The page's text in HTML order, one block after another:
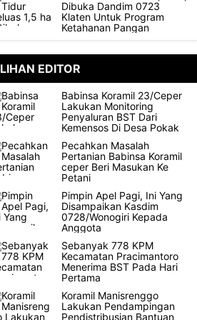
Dibuka Dandim 0723
Klaten Untuk Program
Ketahanan Pangan
EDITOR
Babinsa Koramil 23/Ceper
Lakukan Monitoring
Penyaluran BST Dari
Kemensos Di Desa Pokak
Pecahkan Masalah
Pertanian Babinsa Koramil
ceper Beri Masukan Ke
Petani
Pimpin Apel Pagi, Ini Yang
Disampaikan Kasdim
0728/Wonogiri Kepada
Anggota
Sebanyak 778 KPM
Kecamatan Pracimantoro
Menerima BST Pada Hari
Pertama
Koramil Manisrenggo
Lakukan Pendampingan
Pendistribusian Bantuan